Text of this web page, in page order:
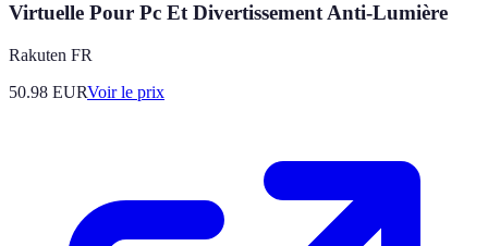
Virtuelle Pour Pc Et Divertissement Anti-Lumière
Rakuten FR
50.98 EURVoir le prix